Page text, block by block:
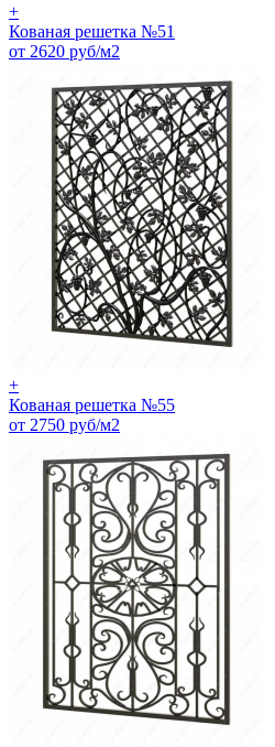
+
Кованая решетка №51
от 2620 руб/м2
+
Кованая решетка №55
от 2750 руб/м2